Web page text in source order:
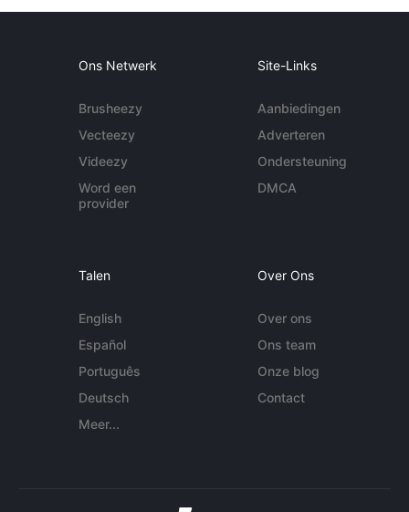
Ons Netwerk
Brusheezy
Vecteezy
Videezy
Word een
provider
Site-Links
Aanbiedingen
Adverteren
Ondersteuning
DMCA
Talen
English
Español
Português
Deutsch
Meer...
Over Ons
Over ons
Ons team
Onze blog
Contact